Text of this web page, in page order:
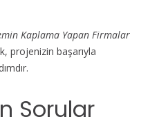
Kaplama Yapan Firmalar
projenizin başarıyla
Sorular